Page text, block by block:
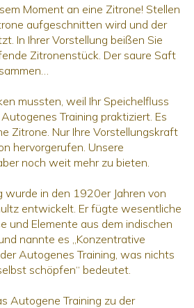
Moment an eine Zitrone! Stellen
aufgeschnitten wird und der
In Ihrer Vorstellung beißen Sie
Zitronenstück. Der saure Saft
mussten, weil Ihr Speichelfluss
Training praktiziert. Es
Zitrone. Nur Ihre Vorstellungskraft
hervorgerufen. Unsere
noch weit mehr zu bieten.
wurde in den 1920er Jahren von
entwickelt. Er fügte wesentliche
und Elemente aus dem indischen
nannte es „Konzentrative
Autogenes Training, was nichts
schöpfen“ bedeutet.
Autogene Training zu der